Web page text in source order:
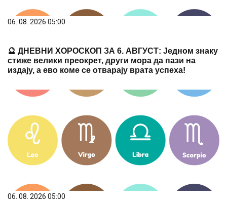
06. 08. 2026 05:00
🔮 ДНЕВНИ ХОРОСКОП ЗА 6. АВГУСТ: Једном знаку
стиже велики преокрет, други мора да пази на
издају, а ево коме се отварају врата успеха!
06. 08. 2026 05:00